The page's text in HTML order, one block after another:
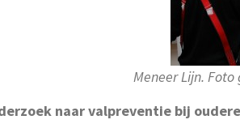
Meneer Lijn.
naar valpreventie bij